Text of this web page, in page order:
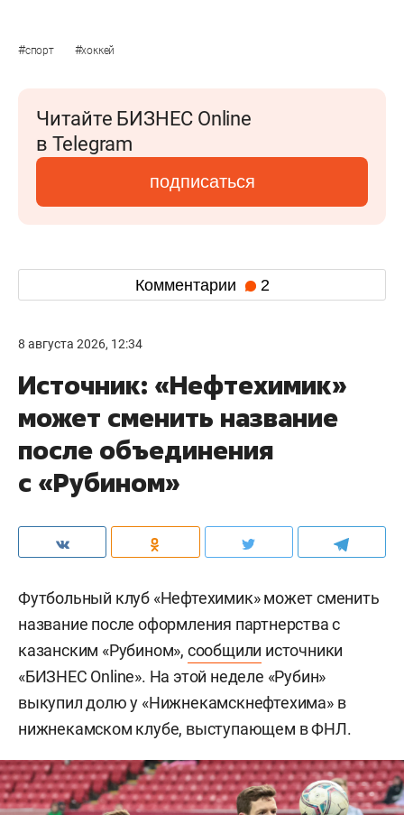
#спорт #хоккей
Читайте БИЗНЕС Online
в Telegram
подписаться
Комментарии 2
8 августа 2026, 12:34
Источник: «Нефтехимик»
может сменить название
после объединения
с «Рубином»
Футбольный клуб «Нефтехимик» может сменить
название после оформления партнерства с
казанским «Рубином», сообщили источники
«БИЗНЕС Online». На этой неделе «Рубин»
выкупил долю у «Нижнекамскнефтехима» в
нижнекамском клубе, выступающем в ФНЛ.